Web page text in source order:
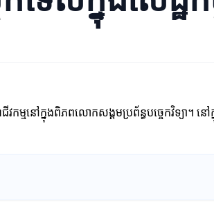
មនៅក្នុងពិភពលោកសង្គមប្រព័ន្ធបច្ចេកវិទ្យា។ ន